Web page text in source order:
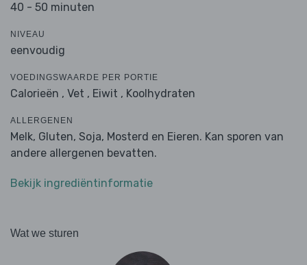
40 - 50 minuten
NIVEAU
eenvoudig
VOEDINGSWAARDE PER PORTIE
Calorieën , Vet , Eiwit , Koolhydraten
ALLERGENEN
Melk, Gluten, Soja, Mosterd en Eieren. Kan sporen van
andere allergenen bevatten.
Bekijk ingrediëntinformatie
Wat we sturen